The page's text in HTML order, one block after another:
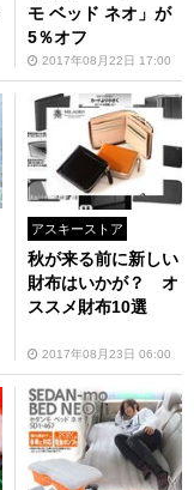
モ ベッド ネオ」が
5％オフ
2017年08月22日 17:00
アスキーストア
秋が来る前に新しい
財布はいかが？ オ
ススメ財布10選
2017年08月23日 06:00